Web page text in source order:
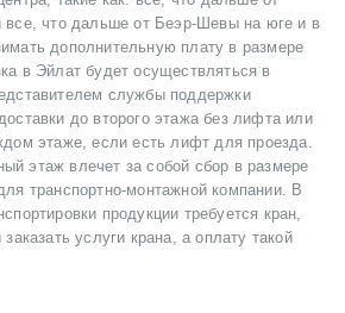
все, что дальше от Беэр-Шевы на юге и в
дополнительную плату в размере
в Эйлат будет осуществляться в
службы поддержки
до второго этажа без лифта или
этаже, если есть лифт для проезда.
этаж влечет за собой сбор в размере
транспортно-монтажной компании. В
продукции требуется кран,
услуги крана, а оплату такой